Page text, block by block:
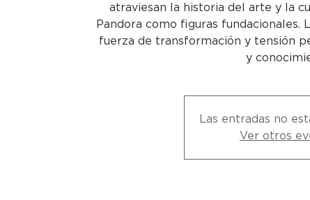
atraviesan la historia del arte y la
Pandora como figuras fundacionales.
fuerza de transformación y tensión
y
Las entradas no
Ver otros